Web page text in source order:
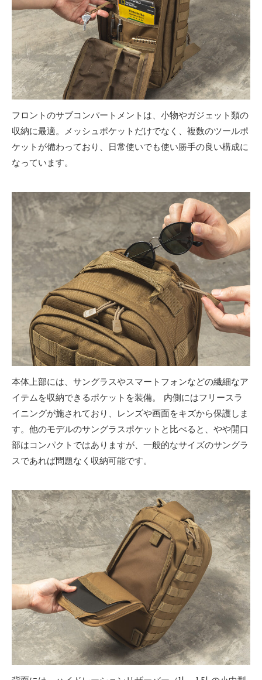
フロントのサブコンパートメントは、小物やガジェット類の
収納に最適。メッシュポケットだけでなく、複数のツールポ
ケットが備わっており、日常使いでも使い勝手の良い構成に
なっています。
本体上部には、サングラスやスマートフォンなどの繊細なア
イテムを収納できるポケットを装備。 内側にはフリースラ
イニングが施されており、レンズや画面をキズから保護しま
す。他のモデルのサングラスポケットと比べると、やや開口
部はコンパクトではありますが、一般的なサイズのサングラ
スであれば問題なく収納可能です。